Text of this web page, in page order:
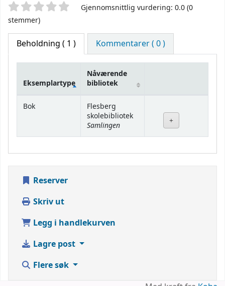
StjernevurderingGjennomsnittlig vurdering: 0.0 (0
stemmer)
Beholdning ( 1 ) Kommentarer ( 0 )
Beholdning
Eksemplartype
Nåværende
bibliotek
Bok
Flesberg
skolebibliotek
Samlingen
Reserver
Skriv ut
Legg i handlekurven
Lagre post
Flere søk